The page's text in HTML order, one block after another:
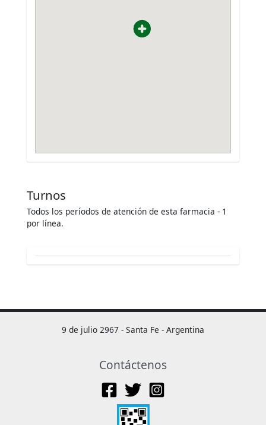
Turnos
Todos los períodos de atención de esta farmacia - 1
por línea.
9 de julio 2967 - Santa Fe - Argentina
Contáctenos